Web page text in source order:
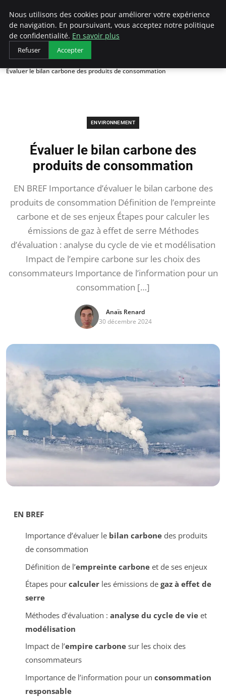
Arcticclimateemergency
Accueil
Environnement
Évaluer le bilan carbone des produits de consommation
ENVIRONNEMENT
Évaluer le bilan carbone des
produits de consommation
EN BREF Importance d’évaluer le bilan carbone des
produits de consommation Définition de l’empreinte
carbone et de ses enjeux Étapes pour calculer les
émissions de gaz à effet de serre Méthodes
d’évaluation : analyse du cycle de vie et modélisation
Impact de l’empire carbone sur les choix des
consommateurs Importance de l’information pour un
consommation […]
Anaïs Renard
30 décembre 2024
EN BREF
Importance d’évaluer le bilan carbonedes produits
de consommation
Définition de l’empreinte carboneet de ses enjeux
Étapes pour calculerles émissions de gaz à effet de
serre
Méthodes d’évaluation : analyse du cycle de vieet
modélisation
Impact de l’empire carbonesur les choix des
consommateurs
Importance de l’information pour un consommation
responsable
Nous utilisons des cookies pour améliorer votre expérience
de navigation. En poursuivant, vous acceptez notre politique
de confidentialité. En savoir plus
Refuser Accepter